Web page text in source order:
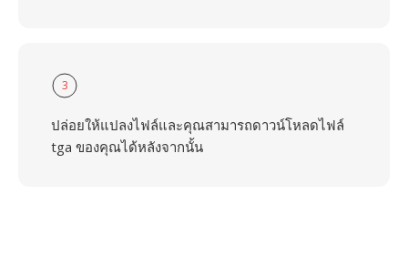
3
ปล่อยให้แปลงไฟล์และคุณสามารถดาวน์โหลดไฟล์
tga ของคุณได้หลังจากนั้น